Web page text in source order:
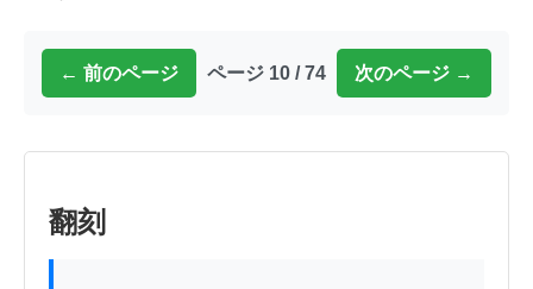
← 前のページ ページ 10 / 74 次のページ →
翻刻